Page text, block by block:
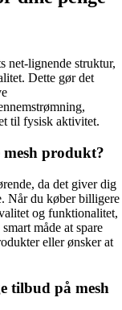
net-lignende struktur,
Dette gør det
til fysisk aktivitet.
produkt?
da det giver dig
Når du køber billigere
og funktionalitet,
måde at spare
eller ønsker at
tilbud på mesh